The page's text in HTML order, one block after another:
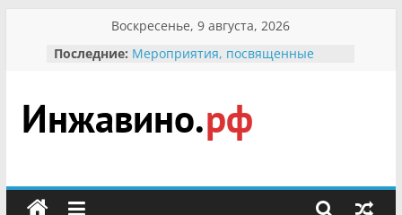
содержимому
Воскресенье, 9 августа, 2026
Последние: Мероприятия, посвященные
гражданин Инжавинского округа»
участнице Великой
Отечественной, фронтовичке
Безопасность в сети Интернет
Инжавино.рф
сельский
портал